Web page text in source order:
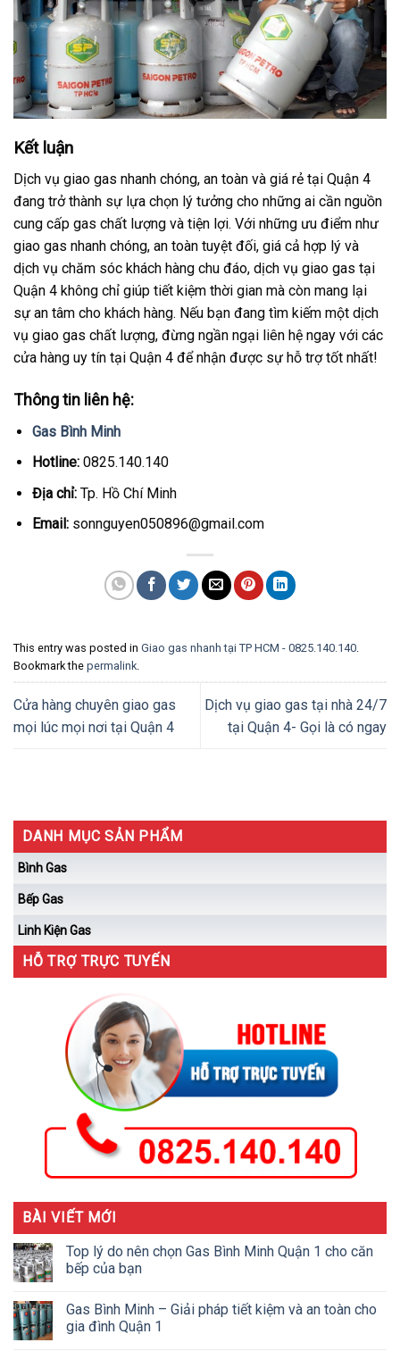
Kết luận
Dịch vụ giao gas nhanh chóng, an toàn và giá rẻ tại Quận 4
đang trở thành sự lựa chọn lý tưởng cho những ai cần nguồn
cung cấp gas chất lượng và tiện lợi. Với những ưu điểm như
giao gas nhanh chóng, an toàn tuyệt đối, giá cả hợp lý và
dịch vụ chăm sóc khách hàng chu đáo, dịch vụ giao gas tại
Quận 4 không chỉ giúp tiết kiệm thời gian mà còn mang lại
sự an tâm cho khách hàng. Nếu bạn đang tìm kiếm một dịch
vụ giao gas chất lượng, đừng ngần ngại liên hệ ngay với các
cửa hàng uy tín tại Quận 4 để nhận được sự hỗ trợ tốt nhất!
Thông tin liên hệ:
Gas Bình Minh
Hotline:0825.140.140
Địa chỉ:Tp. Hồ Chí Minh
Email:sonnguyen050896@gmail.com
This entry was posted in Giao gas nhanh tại TP HCM - 0825.140.140
Bookmark the permalink
Cửa hàng chuyên giao gas
mọi lúc mọi nơi tại Quận 4
Dịch vụ giao gas tại nhà 24/7
tại Quận 4- Gọi là có ngay
DANH MỤC SẢN PHẨM
Bình Gas
Bếp Gas
Linh Kiện Gas
HỖ TRỢ TRỰC TUYẾN
BÀI VIẾT MỚI
Top lý do nên chọn Gas Bình Minh Quận 1 cho căn
bếp của bạn
Gas Bình Minh – Giải pháp tiết kiệm và an toàn cho
gia đình Quận 1